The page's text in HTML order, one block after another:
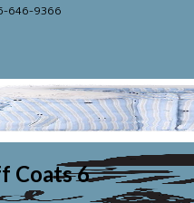
646-9366
Coats 6